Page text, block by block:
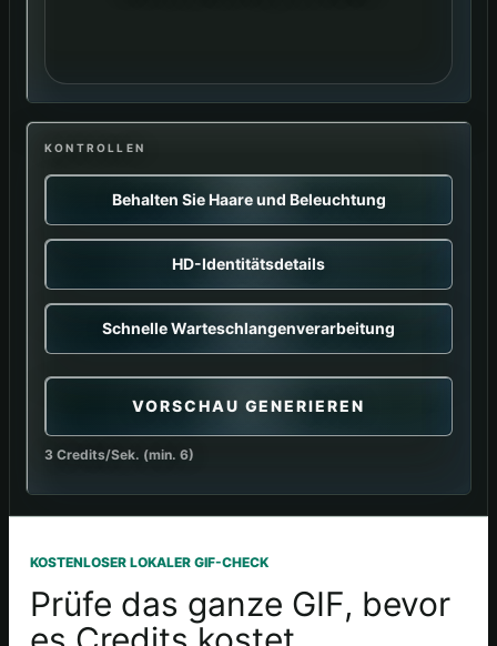
KONTROLLEN
Behalten Sie Haare und Beleuchtung
HD-Identitätsdetails
Schnelle Warteschlangenverarbeitung
VORSCHAU GENERIEREN
3 Credits/Sek. (min. 6)
KOSTENLOSER LOKALER GIF-CHECK
Prüfe das ganze GIF, bevor